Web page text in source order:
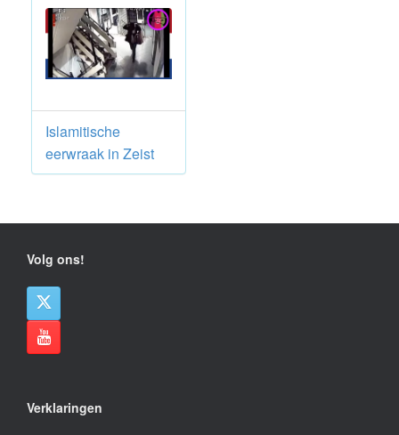
Islamitische
eerwraak in Zeist
Volg ons!
Verklaringen